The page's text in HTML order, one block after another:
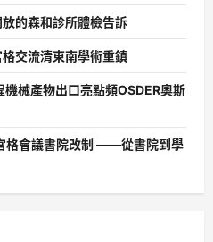
的森和診所體檢告訴
格交流清東南學術重鎮
械產物出口亮點頻OSDER奧斯
格會議書院改制 ——從書院到學